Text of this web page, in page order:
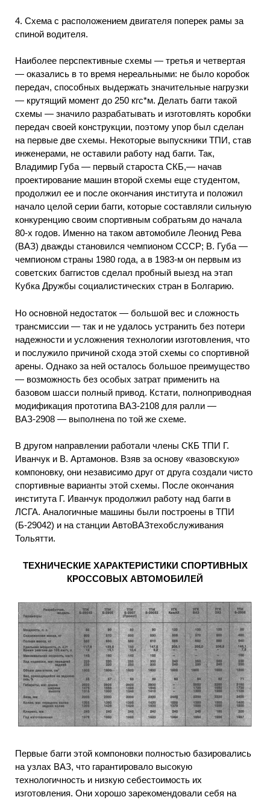
4. Схема с расположением двигателя поперек рамы за
спиной водителя.
Наиболее перспективные схемы — третья и четвертая
— оказались в то время нереальными: не было коробок
передач, способных выдержать значительные нагрузки
— крутящий момент до 250 кгс*м. Делать багги такой
схемы — значило разрабатывать и изготовлять коробки
передач своей конструкции, поэтому упор был сделан
на первые две схемы. Некоторые выпускники ТПИ, став
инженерами, не оставили работу над багги. Так,
Владимир Губа — первый староста СКБ,— начав
проектирование машин второй схемы еще студентом,
продолжил ее и после окончания института и положил
начало целой серии багги, которые составляли сильную
конкуренцию своим спортивным собратьям до начала
80-х годов. Именно на таком автомобиле Леонид Рева
(ВАЗ) дважды становился чемпионом СССР; В. Губа —
чемпионом страны 1980 года, а в 1983-м он первым из
советских баггистов сделал пробный выезд на этап
Кубка Дружбы социалистических стран в Болгарию.
Но основной недостаток — большой вес и сложность
трансмиссии — так и не удалось устранить без потери
надежности и усложнения технологии изготовления, что
и послужило причиной схода этой схемы со спортивной
арены. Однако за ней осталось большое преимущество
— возможность без особых затрат применить на
базовом шасси полный привод. Кстати, полноприводная
модификация прототипа ВАЗ-2108 для ралли —
ВАЗ-2908 — выполнена по той же схеме.
В другом направлении работали члены СКБ ТПИ Г.
Иванчук и В. Артамонов. Взяв за основу «вазовскую»
компоновку, они независимо друг от друга создали чисто
спортивные варианты этой схемы. После окончания
института Г. Иванчук продолжил работу над багги в
ЛСГА. Аналогичные машины были построены в ТПИ
(Б-29042) и на станции АвтоВАЗтехобслуживания
Тольятти.
ТЕХНИЧЕСКИЕ ХАРАКТЕРИСТИКИ СПОРТИВНЫХ
КРОССОВЫХ АВТОМОБИЛЕЙ
Первые багги этой компоновки полностью базировались
на узлах ВАЗ, что гарантировало высокую
технологичность и низкую себестоимость их
изготовления. Они хорошо зарекомендовали себя на